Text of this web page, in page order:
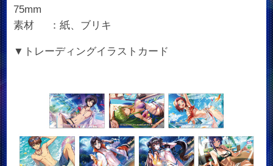
75mm
素材 ：紙、ブリキ
▼トレーディングイラストカード